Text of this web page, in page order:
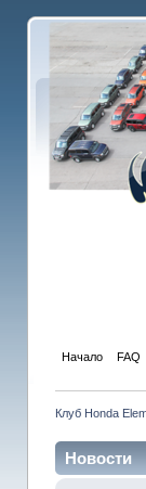
Начало FAQ
Клуб Honda
Новости